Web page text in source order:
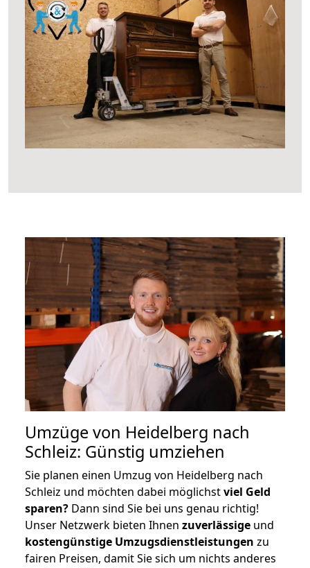
Umzüge von Heidelberg nach
Schleiz: Günstig umziehen
Sie planen einen Umzug von Heidelberg nach
Schleiz und möchten dabei möglichstviel Geld
sparen? Dann sind Sie bei uns genau richtig!
Unser Netzwerk bieten Ihnen zuverlässige und
kostengünstige Umzugsdienstleistungen zu
fairen Preisen, damit Sie sich um nichts anderes